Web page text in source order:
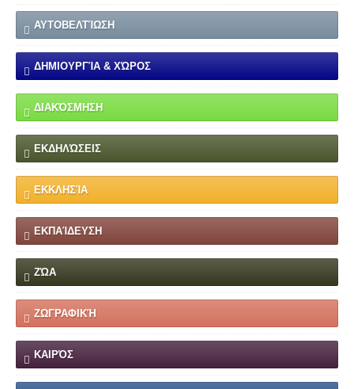
ΑΥΤΟΒΕΛΤΊΩΣΗ
ΔΗΜΙΟΥΡΓΊΑ & ΧΏΡΟΣ
ΔΙΑΚΌΣΜΗΣΗ
ΕΚΔΗΛΏΣΕΙΣ
ΕΚΚΛΗΣΊΑ
ΕΚΠΑΊΔΕΥΣΗ
ΖΏΑ
ΖΩΓΡΑΦΙΚΉ
ΚΑΙΡΌΣ